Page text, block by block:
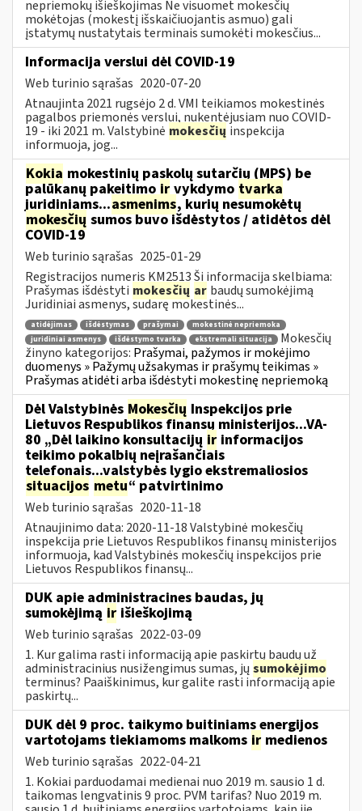
nepriemokų išieškojimas Ne visuomet mokesčių
mokėtojas (mokestį išskaičiuojantis asmuo) gali
įstatymų nustatytais terminais sumokėti mokesčius...
Informacija verslui dėl COVID-19
Web turinio sąrašas 2020-07-20
Atnaujinta 2021 rugsėjo 2 d. VMI teikiamos mokestinės
pagalbos priemonės verslui, nukentėjusiam nuo COVID-
19 - iki 2021 m. Valstybinė mokesčių inspekcija
informuoja, jog...
Kokia mokestinių paskolų sutarčių (MPS) be
palūkanų pakeitimo ir vykdymo tvarka
juridiniams...asmenims, kurių nesumokėtų
mokesčių sumos buvo išdėstytos / atidėtos dėl
COVID-19
Web turinio sąrašas 2025-01-29
Registracijos numeris KM2513 Ši informacija skelbiama:
Prašymas išdėstyti mokesčių ar baudų sumokėjimą
Juridiniai asmenys, sudarę mokestinės...
atidėjimas išdėstymas prašymai
mokestinė nepriemoka
juridiniai asmenys
išdėstymo tvarka ekstremali situacija
Mokesčių
žinyno kategorijos: Prašymai, pažymos ir mokėjimo
duomenys » Pažymų užsakymas ir prašymų teikimas »
Prašymas atidėti arba išdėstyti mokestinę nepriemoką
Dėl Valstybinės Mokesčių Inspekcijos prie
Lietuvos Respublikos finansų ministerijos...VA-
80 „Dėl laikino konsultacijų ir informacijos
teikimo pokalbių neįrašančiais
telefonais...valstybės lygio ekstremaliosios
situacijos metu“ patvirtinimo
Web turinio sąrašas 2020-11-18
Atnaujinimo data: 2020-11-18 Valstybinė mokesčių
inspekcija prie Lietuvos Respublikos finansų ministerijos
informuoja, kad Valstybinės mokesčių inspekcijos prie
Lietuvos Respublikos finansų...
DUK apie administracines baudas, jų
sumokėjimą ir išieškojimą
Web turinio sąrašas 2022-03-09
1. Kur galima rasti informaciją apie paskirtų baudų už
administracinius nusižengimus sumas, jų sumokėjimo
terminus? Paaiškinimus, kur galite rasti informaciją apie
paskirtų...
DUK dėl 9 proc. taikymo buitiniams energijos
vartotojams tiekiamoms malkoms ir medienos
Web turinio sąrašas 2022-04-21
1. Kokiai parduodamai medienai nuo 2019 m. sausio 1 d.
taikomas lengvatinis 9 proc. PVM tarifas? Nuo 2019 m.